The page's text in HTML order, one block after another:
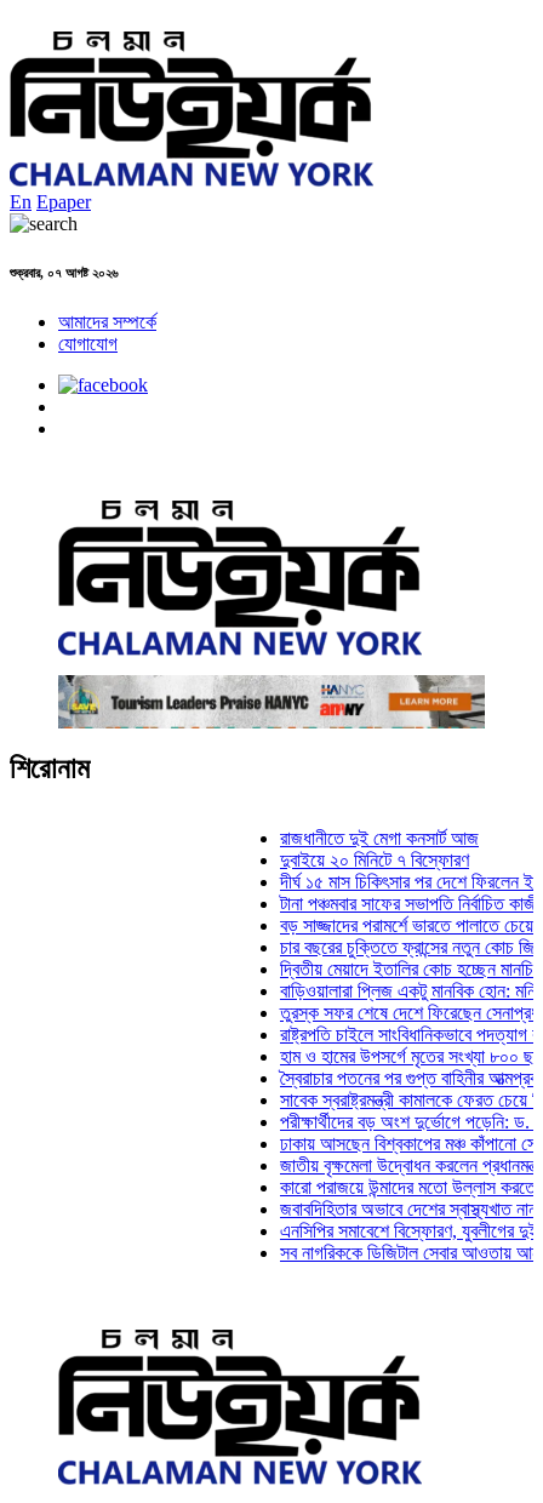
En Epaper
শুক্রবার, ০৭ আগষ্ট ২০২৬
আমাদের সম্পর্কে
যোগাযোগ
শিরোনাম
রাজধানীতে দুই মেগা কনসার্ট আজ
দুবাইয়ে ২০ মিনিটে ৭ বিস্ফোরণ
দীর্ঘ ১৫ মাস চিকিৎসার পর দেশে ফিরলেন ইলিয়াস
টানা পঞ্চমবার সাফের সভাপতি নির্বাচিত কাজী
বড় সাজ্জাদের পরামর্শে ভারতে পালাতে চেয়েছিলেন
চার বছরের চুক্তিতে ফ্রান্সের নতুন কোচ জিদান
দ্বিতীয় মেয়াদে ইতালির কোচ হচ্ছেন মানচিনি
বাড়িওয়ালারা প্লিজ একটু মানবিক হোন: মনিরা মিঠু
তুরস্ক সফর শেষে দেশে ফিরেছেন সেনাপ্রধান
রাষ্ট্রপতি চাইলে সাংবিধানিকভাবে পদত্যাগ করতে
হাম ও হামের উপসর্গে মৃতের সংখ্যা ৮০০ ছাড়াল
স্বৈরাচার পতনের পর গুপ্ত বাহিনীর আত্মপ্রকাশ:
সাবেক স্বরাষ্ট্রমন্ত্রী কামালকে ফেরত চেয়ে দিল্লিকে
পরীক্ষার্থীদের বড় অংশ দুর্ভোগে পড়েনি: ড. মাহ্‌দী
ঢাকায় আসছেন বিশ্বকাপের মঞ্চ কাঁপানো সেই সঞ্জয়
জাতীয় বৃক্ষমেলা উদ্বোধন করলেন প্রধানমন্ত্রী
কারো পরাজয়ে উন্মাদের মতো উল্লাস করতে হয় না:
জবাবদিহিতার অভাবে দেশের স্বাস্থ্যখাত নানা
এনসিপির সমাবেশে বিস্ফোরণ, যুবলীগের দুই
সব নাগরিককে ডিজিটাল সেবার আওতায় আনতে হবে: